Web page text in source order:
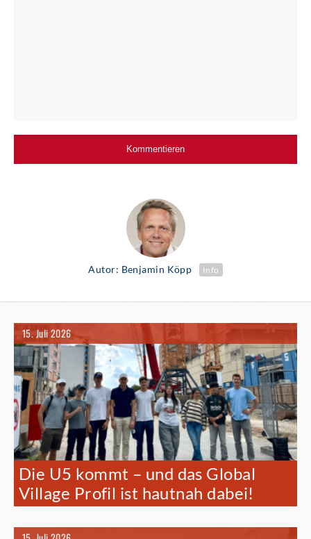
Autor: Benjamin Köpp Info
15. Juli 2026
Die U5 kommt – und das Global
Village Profil ist hautnah dabei!